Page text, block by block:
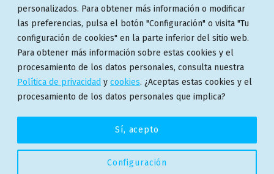
personalizados. Para obtener más información o modificar
las preferencias, pulsa el botón "Configuración" o visita "Tu
configuración de cookies" en la parte inferior del sitio web.
Para obtener más información sobre estas cookies y el
procesamiento de los datos personales, consulta nuestra
Política de privacidad y cookies. ¿Aceptas estas cookies y el
procesamiento de los datos personales que implica?
Configuración
Sí, acepto
© 2024 Apicecool
Facebook
Instagram
LinkedinBack to top ↑